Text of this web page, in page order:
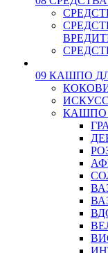
09 КАШПО
КАШПО